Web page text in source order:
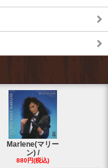
Marlene(マリー
ン) /
880円(税込)